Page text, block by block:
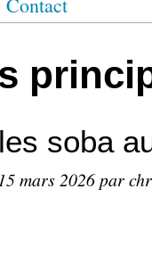
soba
15 mars 2026par